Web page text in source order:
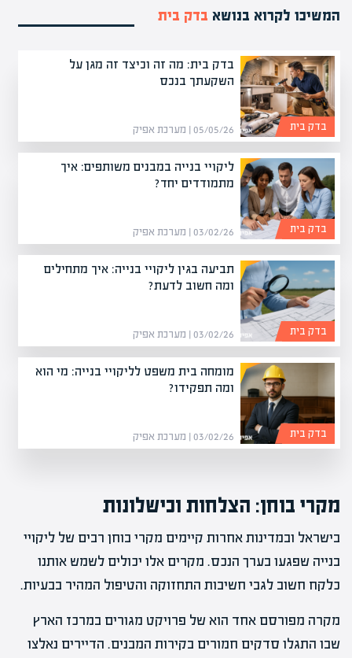
המשיכו לקרוא בנושא בדק בית
בדק בית: מה זה וכיצד זה מגן על
השקעתך בנכס
05/05/26 | מערכת אפיק בדק בית
ליקויי בנייה במבנים משותפים: איך
מתמודדים יחד?
03/02/26 | מערכת אפיק בדק בית
תביעה בגין ליקויי בנייה: איך מתחילים
ומה חשוב לדעת?
03/02/26 | מערכת אפיק בדק בית
מומחה בית משפט לליקויי בנייה: מי הוא
ומה תפקידו?
03/02/26 | מערכת אפיק בדק בית
מקרי בוחן: הצלחות וכישלונות
בישראל ובמדינות אחרות קיימים מקרי בוחן רבים של ליקויי
בנייה שפגעו בערך הנכס. מקרים אלו יכולים לשמש אותנו
כלקח חשוב לגבי חשיבות התחזוקה והטיפול המהיר בבעיות.
מקרה מפורסם אחד הוא של פרויקט מגורים במרכז הארץ
שבו התגלו סדקים חמורים בקירות המבנים. הדיירים נאלצו